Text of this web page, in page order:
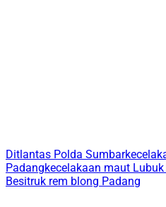
Ditlantas Polda Sumbar
Padangkecelakaan maut
Besitruk rem blong Padang